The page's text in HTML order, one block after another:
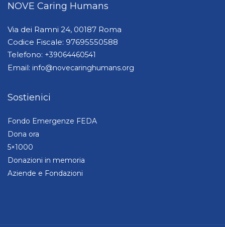
NOVE Caring Humans
Via dei Ramni 24, 00187 Roma
Codice Fiscale: 97695550588
Telefono: +39064460541
Email: info@novecaringhumans.org
Sostienici
Fondo Emergenze FEDA
Dona ora
5×1000
Donazioni in memoria
Aziende e Fondazioni